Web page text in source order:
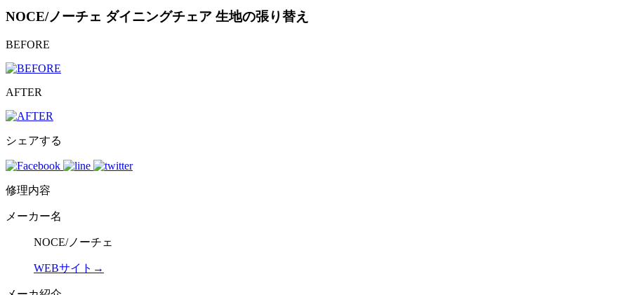
NOCE/ノーチェ ダイニングチェア 生地の張り替え
BEFORE
AFTER
シェアする
修理内容
メーカー名
NOCE/ノーチェ
WEBサイト→